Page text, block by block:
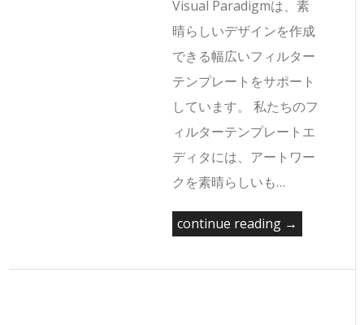
Visual Paradigmは、素
晴らしいデザインを作成
できる幅広いフィルター
テンプレートをサポート
しています。 私たちのフ
ィルターテンプレートエ
ディタには、アートワー
クを素晴らしいも…
continue reading →